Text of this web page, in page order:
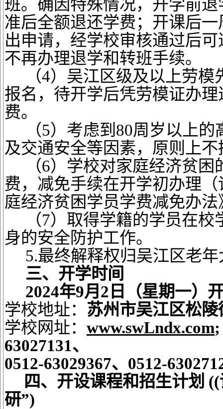
班。确因特殊情况，开学前
准后全额退还学费；开课后
出申请，经学校审核通过后
不再办理退学和转班手续。
（4）吴江区级及以上劳模
报名，待开学后凭劳模证办
费。
（5）考虑到80周岁以上
及交通安全等因素，原则上不
（6）学校对家庭经济贫困
费，减免手续在开学初办理
庭经济贫困学员学费减免办法
（7）取得学籍的学员在校
身的安全防护工作。
5.最终解释权归吴江区老
三、开学时间
2024年9月2日（星期一）
学校地址： 苏州市吴江区松陵
学校网址： www.swLndx.com
63027131、
0512-63029367、0512-
四、开设课程和招生计划
研”)